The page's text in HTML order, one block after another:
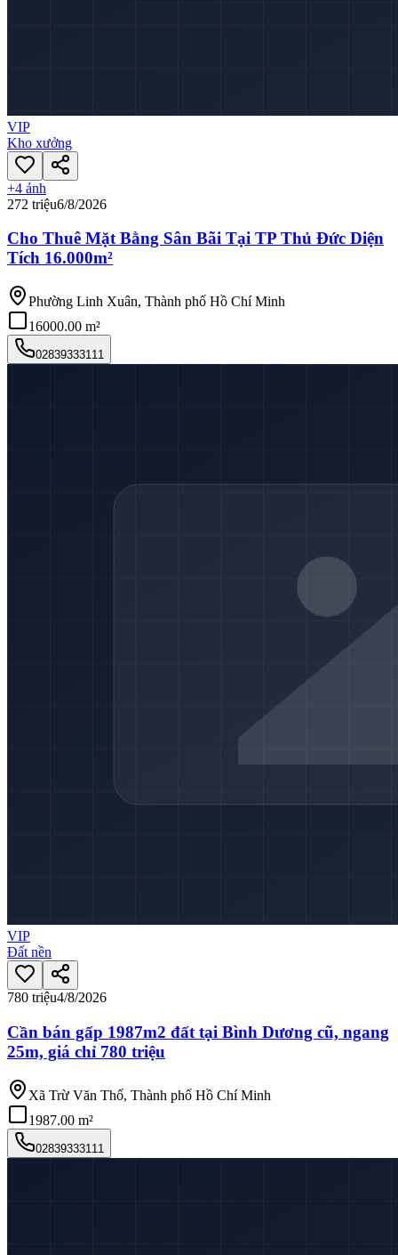
VIP
Kho xưởng
+4 ảnh
272 triệu6/8/2026
Cho Thuê Mặt Bằng Sân Bãi Tại TP Thủ Đức Diện
Tích 16.000m²
Phường Linh Xuân, Thành phố Hồ Chí Minh
16000.00 m²
02839333111
VIP
Đất nền
780 triệu4/8/2026
Cần bán gấp 1987m2 đất tại Bình Dương cũ, ngang
25m, giá chỉ 780 triệu
Xã Trừ Văn Thố, Thành phố Hồ Chí Minh
1987.00 m²
02839333111